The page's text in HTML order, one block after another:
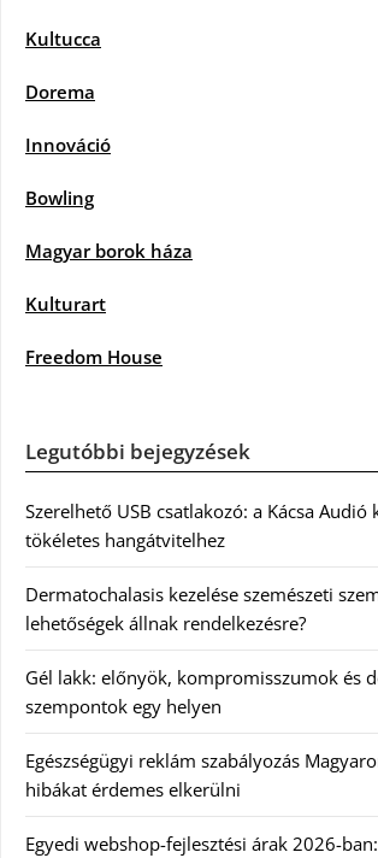
Kultucca
Dorema
Innováció
Bowling
Magyar borok háza
Kulturart
Freedom House
Legutóbbi bejegyzések
Szerelhető USB csatlakozó: a Kácsa Audió
tökéletes hangátvitelhez
Dermatochalasis kezelése szemészeti
lehetőségek állnak rendelkezésre?
Gél lakk: előnyök, kompromisszumok és
szempontok egy helyen
Egészségügyi reklám szabályozás
hibákat érdemes elkerülni
Egyedi webshop-fejlesztési árak 2026-